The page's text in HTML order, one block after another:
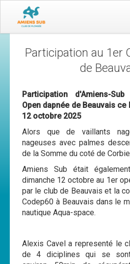
L'équipe
Le comité directeur
Nos activités
Apnée
Plongée adultes
Plongée enfants
Adhérer
Participation au 1er
de
Participation d'Amiens-
Open dapnée de Beauvais ce
12 octobre 2025
Alors que de vaillants
nageuses avec palmes
de la Somme du coté de
Amiens Sub était
dimanche 12 octobre au 1er
par le club de Beauvais et la
Codep60 à Beauvais dans le
nautique Aqua-space.
Alexis Cavel a representé le
de 4 diciplines qui se sont